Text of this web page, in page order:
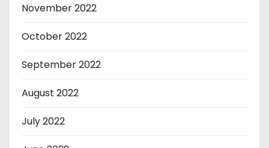
November 2022
October 2022
September 2022
August 2022
July 2022